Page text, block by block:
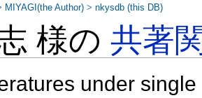
様の共著
under
MIYAGI(the Author) >nkysdb (this DB)